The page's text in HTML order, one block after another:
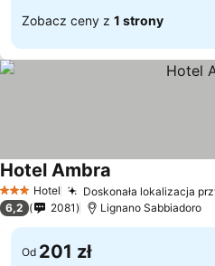
Zobacz ceny z 1 strony
3 Kategoria
Hotel Doskonała lokalizacja
Hotel Ambra
6,2 2081 Lignano Sabbiadoro
Od 201 zł